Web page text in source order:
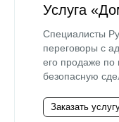
Услуга
Специалисты
переговоры с
его продаже по
безопасную
Заказать